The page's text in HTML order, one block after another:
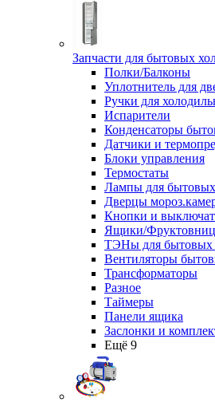
Запчасти для бытовых
Полки/Балконы
Уплотнитель для
Ручки для
Испарители
Конденсаторы
Датчики и
Блоки управления
Термостаты
Лампы для
Дверцы
Кнопки и
Ящики/
ТЭНы для бытовых
Вентиляторы
Трансформаторы
Разное
Таймеры
Панели ящика
Заслонки и
Ещё 9